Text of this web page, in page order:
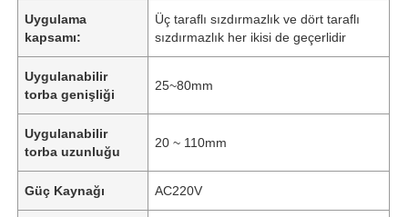
Uygulama
kapsamı:
Üç taraflı sızdırmazlık ve dört taraflı
sızdırmazlık her ikisi de geçerlidir
Uygulanabilir
torba genişliği
25~80mm
Uygulanabilir
torba uzunluğu
20 ~ 110mm
Güç Kaynağı AC220V